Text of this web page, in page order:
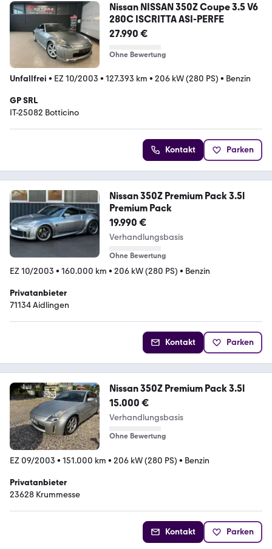
Nissan NISSAN 350Z Coupe 3.5 V6
280C ISCRITTA ASI-PERFE
27.990 €
Ohne Bewertung
Unfallfrei • EZ 10/2003 • 127.393 km • 206 kW (280 PS) • Benzin
GP SRL
IT-25082 Botticino
Kontakt Parken
Nissan 350Z Premium Pack 3.5l
Premium Pack
19.990 €
Verhandlungsbasis
Ohne Bewertung
EZ 10/2003 • 160.000 km • 206 kW (280 PS) • Benzin
Privatanbieter
71134 Aidlingen
Kontakt Parken
Nissan 350Z Premium Pack 3.5l
15.000 €
Verhandlungsbasis
Ohne Bewertung
EZ 09/2003 • 151.000 km • 206 kW (280 PS) • Benzin
Privatanbieter
23628 Krummesse
Kontakt Parken